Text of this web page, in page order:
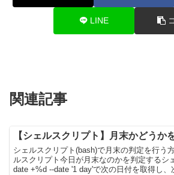
LINE
関連記事
【シェルスクリプト】月末かどうか
シェルスクリプト(bash)で月末の判定を行う
ルスクリプト今日が月末なのかを判定するシ
date +%d --date '1 day'で次の日付を取得し、